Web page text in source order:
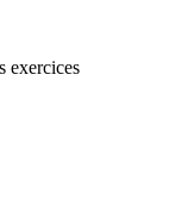
exercices